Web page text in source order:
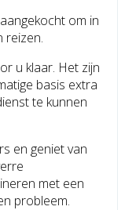
om in
reizen.
u klaar. Het zijn
basis extra
te kunnen
en geniet van
met een
probleem.